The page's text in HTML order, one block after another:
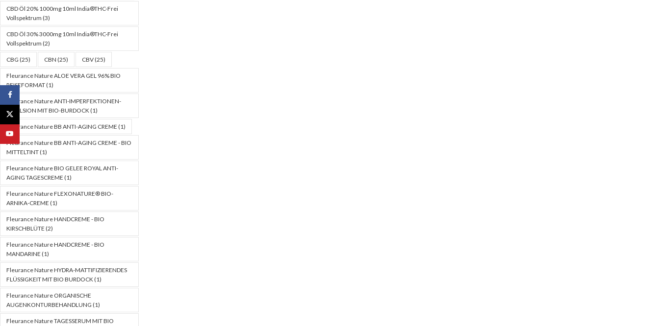
CBD Öl 20% 1000mg 10ml India®THC-Frei
Vollspektrum (3)
CBD Öl 30% 3000mg 10ml India®THC-Frei
Vollspektrum (2)
CBG (25) CBN (25) CBV(25)
Fleurance Nature ALOE VERA GEL 96% BIO
REISEFORMAT(1)
Fleurance Nature ANTI-IMPERFEKTIONEN-
EMULSION MIT BIO-BURDOCK(1)
Fleurance Nature BB ANTI-AGING CREME (1)
Fleurance Nature BB ANTI-AGING CREME - BIO
MITTELTINT(1)
Fleurance Nature BIO GELEE ROYAL ANTI-
AGING TAGESCREME (1)
Fleurance Nature FLEXONATURE® BIO-
ARNIKA-CREME (1)
Fleurance Nature HANDCREME - BIO
KIRSCHBLÜTE (2)
Fleurance Nature HANDCREME - BIO
MANDARINE (1)
Fleurance Nature HYDRA-MATTIFIZIERENDES
FLÜSSIGKEIT MIT BIO BURDOCK(1)
Fleurance Nature ORGANISCHE
AUGENKONTURBEHANDLUNG (1)
Fleurance Nature TAGESSERUM MIT BIO
Facebook
X
YouTube